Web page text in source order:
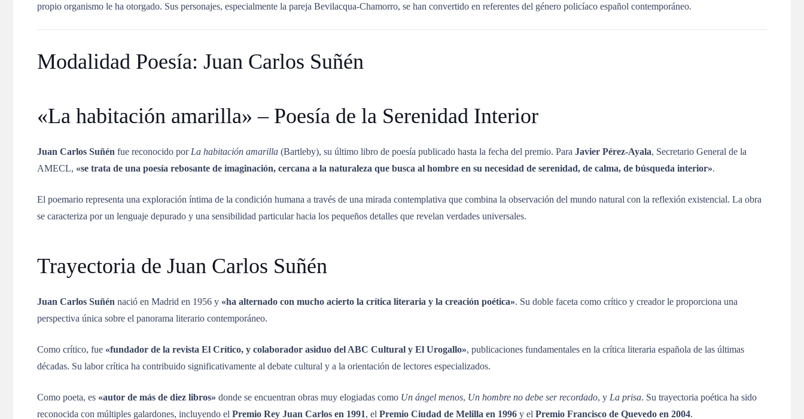
propio organismo le ha otorgado. Sus personajes, especialmente la pareja Bevilacqua-Chamorro, se han convertido en referentes del género policíaco español contemporáneo.
Modalidad Poesía: Juan Carlos Suñén
«La habitación amarilla» – Poesía de la Serenidad Interior
Juan Carlos Suñén fue reconocido por La habitación amarilla (Bartleby), su último libro de poesía publicado hasta la fecha del premio. Para Javier Pérez-Ayala, Secretario General de la
AMECL, «se trata de una poesía rebosante de imaginación, cercana a la naturaleza que busca al hombre en su necesidad de serenidad, de calma, de búsqueda interior».
El poemario representa una exploración íntima de la condición humana a través de una mirada contemplativa que combina la observación del mundo natural con la reflexión existencial. La obra
se caracteriza por un lenguaje depurado y una sensibilidad particular hacia los pequeños detalles que revelan verdades universales.
Trayectoria de Juan Carlos Suñén
Juan Carlos Suñén nació en Madrid en 1956 y «ha alternado con mucho acierto la crítica literaria y la creación poética». Su doble faceta como crítico y creador le proporciona una
perspectiva única sobre el panorama literario contemporáneo.
Como crítico, fue «fundador de la revista El Crítico, y colaborador asiduo del ABC Cultural y El Urogallo», publicaciones fundamentales en la crítica literaria española de las últimas
décadas. Su labor crítica ha contribuido significativamente al debate cultural y a la orientación de lectores especializados.
Como poeta, es «autor de más de diez libros» donde se encuentran obras muy elogiadas como Un ángel menos, Un hombre no debe ser recordado, y La prisa. Su trayectoria poética ha sido
reconocida con múltiples galardones, incluyendo el Premio Rey Juan Carlos en 1991, el Premio Ciudad de Melilla en 1996 y el Premio Francisco de Quevedo en 2004.